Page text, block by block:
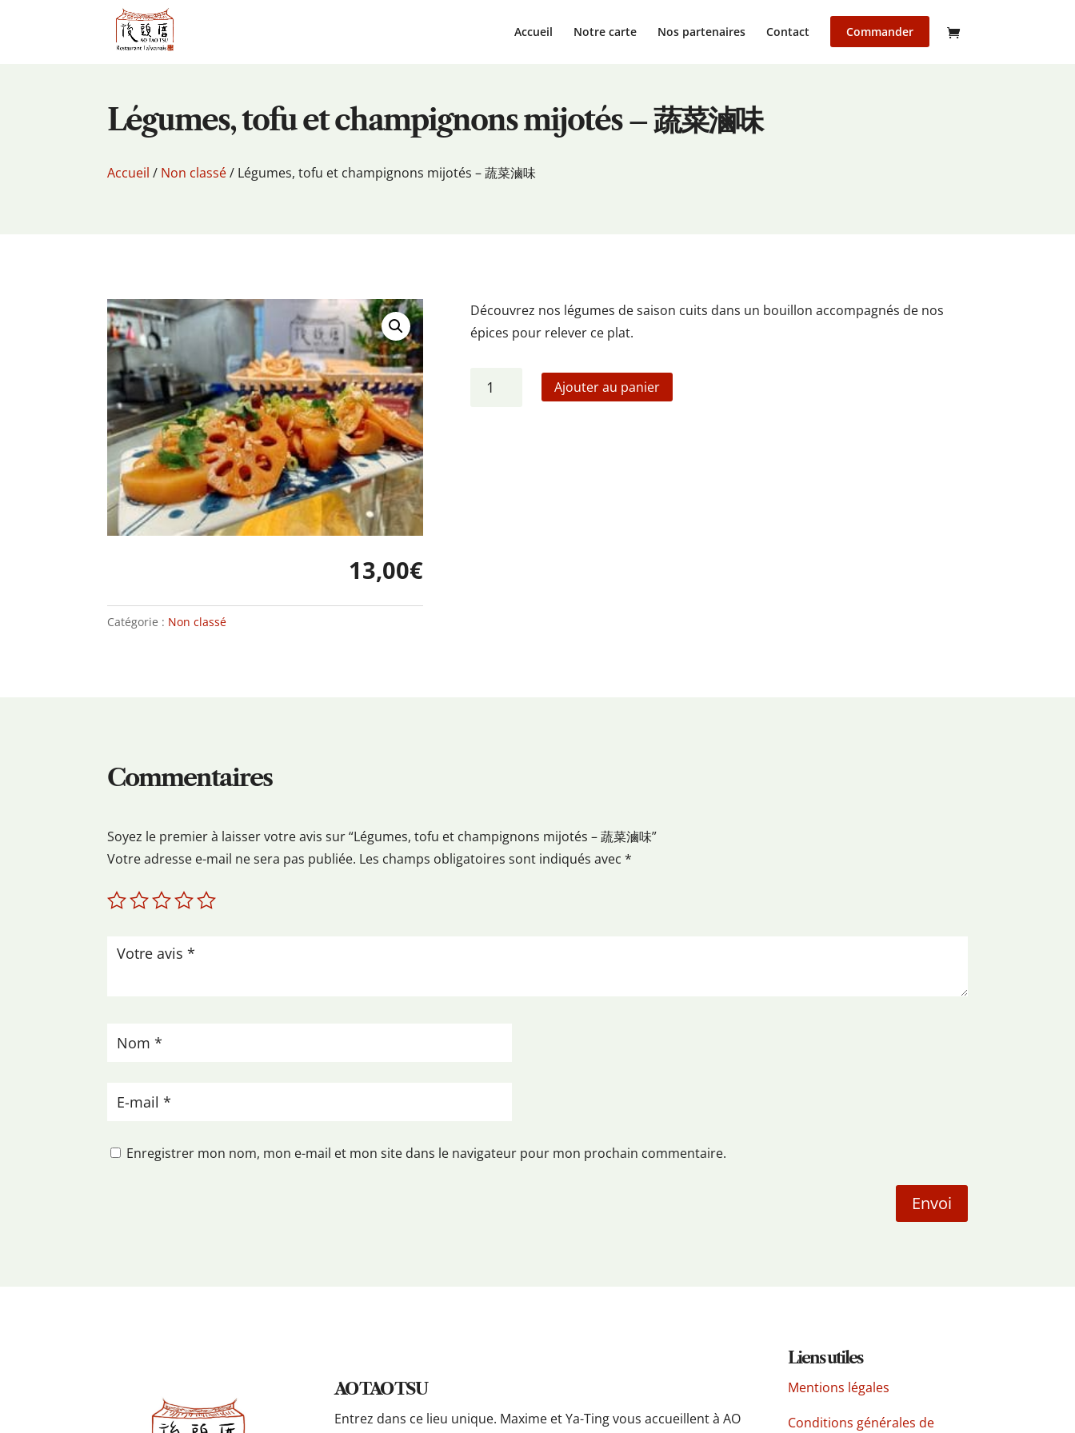
Accueil Notre carte Nos partenaires Contact Commander
Légumes, tofu et champignons mijotés – 蔬菜滷味
Accueil / Non classé/ Légumes, tofu et champignons mijotés – 蔬菜滷味
13,00€
Catégorie : Non classé
Découvrez nos légumes de saison cuits dans un bouillon accompagnés de nos
épices pour relever ce plat.
quantité
Ajouter au panier
Commentaires
Soyez le premier à laisser votre avis sur “Légumes, tofu et champignons mijotés – 蔬菜滷味”
Votre adresse e-mail ne sera pas publiée. Les champs obligatoires sont indiqués avec*
Enregistrer mon nom, mon e-mail et mon site dans le navigateur pour mon prochain commentaire.
Envoi
AO TAO TSU
Entrez dans ce lieu unique. Maxime et Ya-Ting vous accueillent à AO
Liens utiles
Mentions légales
Conditions générales de